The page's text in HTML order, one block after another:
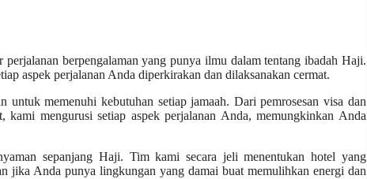
perjalanan berpengalaman yang punya ilmu dalam tentang ibadah Haji.
aspek perjalanan Anda diperkirakan dan dilaksanakan cermat.
untuk memenuhi kebutuhan setiap jamaah. Dari pemrosesan visa dan
kami mengurusi setiap aspek perjalanan Anda, memungkinkan Anda
sepanjang Haji. Tim kami secara jeli menentukan hotel yang
jika Anda punya lingkungan yang damai buat memulihkan energi dan